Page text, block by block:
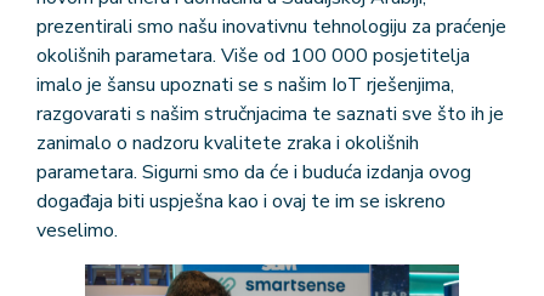
prezentirali smo našu inovativnu tehnologiju za praćenje
okolišnih parametara. Više od 100 000 posjetitelja
imalo je šansu upoznati se s našim IoT rješenjima,
razgovarati s našim stručnjacima te saznati sve što ih je
zanimalo o nadzoru kvalitete zraka i okolišnih
parametara. Sigurni smo da će i buduća izdanja ovog
događaja biti uspješna kao i ovaj te im se iskreno
veselimo.